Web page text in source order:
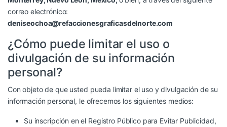
correo electrónico:
deniseochoa@refaccionesgraficasdelnorte.com
¿Cómo puede limitar el uso o
divulgación de su información
personal?
Con objeto de que usted pueda limitar el uso y divulgación de su
información personal, le ofrecemos los siguientes medios:
Su inscripción en el Registro Público para Evitar Publicidad,